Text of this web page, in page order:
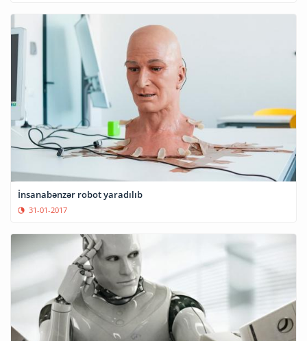
İnsanabənzər robot yaradılıb
31-01-2017